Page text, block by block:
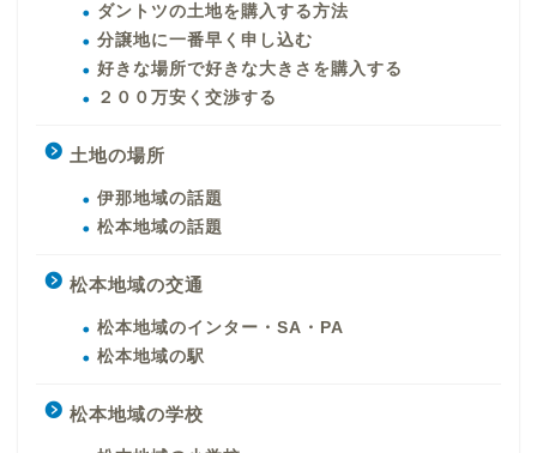
ダントツの土地を購入する方法
分譲地に一番早く申し込む
好きな場所で好きな大きさを購入する
２００万安く交渉する
土地の場所
伊那地域の話題
松本地域の話題
松本地域の交通
松本地域のインター・SA・PA
松本地域の駅
松本地域の学校